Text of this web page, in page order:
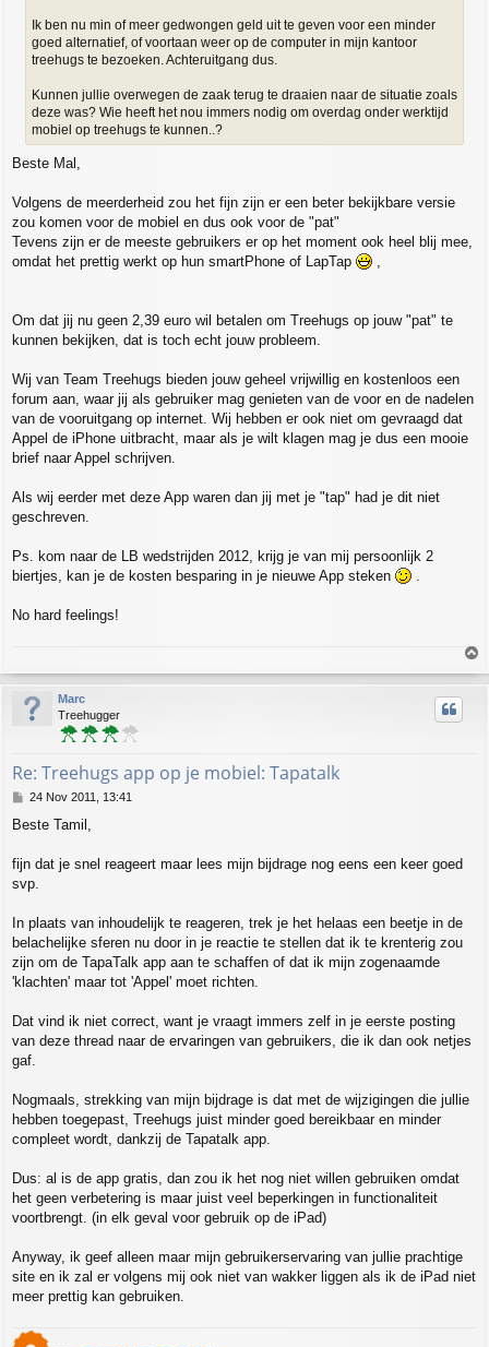
Ik ben nu min of meer gedwongen geld uit te geven voor een minder
goed alternatief, of voortaan weer op de computer in mijn kantoor
treehugs te bezoeken. Achteruitgang dus.
Kunnen jullie overwegen de zaak terug te draaien naar de situatie zoals
deze was? Wie heeft het nou immers nodig om overdag onder werktijd
mobiel op treehugs te kunnen..?
Beste Mal,
Volgens de meerderheid zou het fijn zijn er een beter bekijkbare versie
zou komen voor de mobiel en dus ook voor de "pat"
Tevens zijn er de meeste gebruikers er op het moment ook heel blij mee,
omdat het prettig werkt op hun smartPhone of LapTap
,
Om dat jij nu geen 2,39 euro wil betalen om Treehugs op jouw "pat" te
kunnen bekijken, dat is toch echt jouw probleem.
Wij van Team Treehugs bieden jouw geheel vrijwillig en kostenloos een
forum aan, waar jij als gebruiker mag genieten van de voor en de nadelen
van de vooruitgang op internet. Wij hebben er ook niet om gevraagd dat
Appel de iPhone uitbracht, maar als je wilt klagen mag je dus een mooie
brief naar Appel schrijven.
Als wij eerder met deze App waren dan jij met je "tap" had je dit niet
geschreven.
Ps. kom naar de LB wedstrijden 2012, krijg je van mij persoonlijk 2
biertjes, kan je de kosten besparing in je nieuwe App steken
.
No hard feelings!
o
p
Marc
Treehugger
Re: Treehugs app op je mobiel: Tapatalk
P
s
24 Nov 2011, 13:41
Beste Tamil,
fijn dat je snel reageert maar lees mijn bijdrage nog eens een keer goed
svp.
In plaats van inhoudelijk te reageren, trek je het helaas een beetje in de
belachelijke sferen nu door in je reactie te stellen dat ik te krenterig zou
zijn om de TapaTalk app aan te schaffen of dat ik mijn zogenaamde
'klachten' maar tot 'Appel' moet richten.
Dat vind ik niet correct, want je vraagt immers zelf in je eerste posting
van deze thread naar de ervaringen van gebruikers, die ik dan ook netjes
gaf.
Nogmaals, strekking van mijn bijdrage is dat met de wijzigingen die jullie
hebben toegepast, Treehugs juist minder goed bereikbaar en minder
compleet wordt, dankzij de Tapatalk app.
Dus: al is de app gratis, dan zou ik het nog niet willen gebruiken omdat
het geen verbetering is maar juist veel beperkingen in functionaliteit
voortbrengt. (in elk geval voor gebruik op de iPad)
Anyway, ik geef alleen maar mijn gebruikerservaring van jullie prachtige
site en ik zal er volgens mij ook niet van wakker liggen als ik de iPad niet
meer prettig kan gebruiken.